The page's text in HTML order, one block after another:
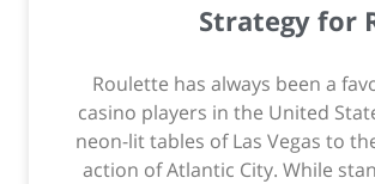
Strategy for
Roulette has always been a
casino players in the United
neon-lit tables of Las Vegas to
action of Atlantic City. While